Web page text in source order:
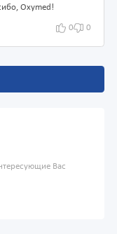
Oxymed!
0 0
Вас